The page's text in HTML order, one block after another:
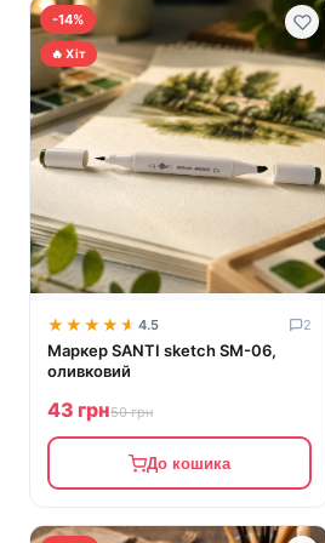
-14%
🔥 Хіт
★★★★★
★★★★★ 4.5 2
Маркер SANTI sketch SM-06,
оливковий
43 грн50 грн
До кошика